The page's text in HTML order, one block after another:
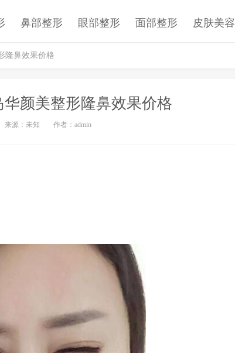
鼻部整形 眼部整形 面部整形 皮肤美容
隆鼻效果价格
华颜美整形隆鼻效果价格
来源：未知 作者：admin